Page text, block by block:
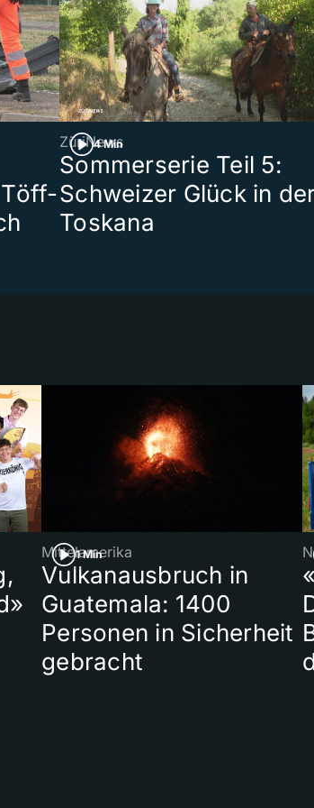
4 Min
ZüriNews
Sommerserie Teil 5:
Schweizer Glück in
Toskana
1 Min
Mittelamerika
Vulkanausbruch in
Guatemala: 1400
Personen in Sicherheit
gebracht